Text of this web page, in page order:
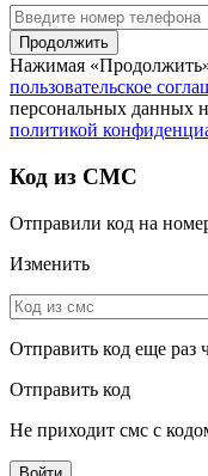
Продолжить
Нажимая
пользовательское
персональных данных
политикой
Код из СМС
Отправили код на
Изменить
Отправить код еще раз
Отправить код
Не приходит смс с